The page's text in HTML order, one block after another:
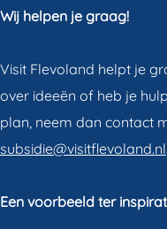
Wij helpen je graag!
Visit Flevoland helpt je
over ideeën of heb je
plan, neem dan contact
subsidie@visitflevoland.nl.
Een voorbeeld ter